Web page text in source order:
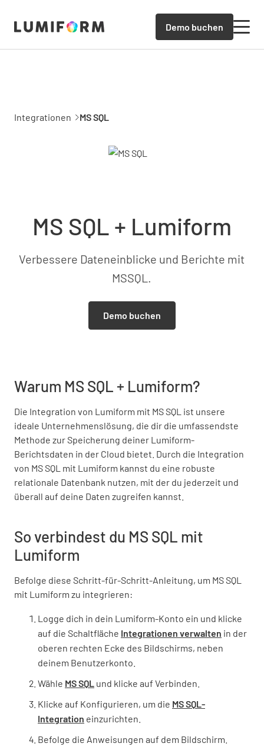
Demo buchen
Integrationen MS SQL
MS SQL + Lumiform
Verbessere Dateneinblicke und Berichte mit
MSSQL.
Demo buchen
Warum MS SQL + Lumiform?
Die Integration von Lumiform mit MS SQL ist unsere
ideale Unternehmenslösung, die dir die umfassendste
Methode zur Speicherung deiner Lumiform-
Berichtsdaten in der Cloud bietet. Durch die Integration
von MS SQL mit Lumiform kannst du eine robuste
relationale Datenbank nutzen, mit der du jederzeit und
überall auf deine Daten zugreifen kannst.
So verbindest du MS SQL mit
Lumiform
Befolge diese Schritt-für-Schritt-Anleitung, um MS SQL
mit Lumiform zu integrieren:
Logge dich in dein Lumiform-Konto ein und klicke
auf die Schaltfläche Integrationen verwalten in der
oberen rechten Ecke des Bildschirms, neben
deinem Benutzerkonto.
Wähle MS SQL und klicke auf Verbinden.
Klicke auf Konfigurieren, um die MS SQL-
Integration einzurichten.
Befolge die Anweisungen auf dem Bildschirm.